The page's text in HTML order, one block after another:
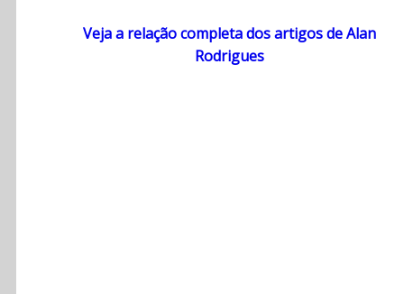
Veja a relação completa dos artigos de Alan
Rodrigues